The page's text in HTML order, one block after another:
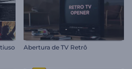
Abertura de TV Retrô